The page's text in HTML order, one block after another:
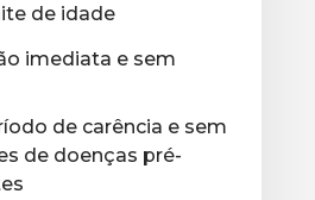
de idade
imediata e sem
de carência e sem
de doenças pré-